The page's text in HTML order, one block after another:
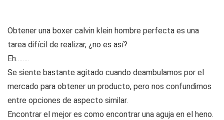
Obtener una boxer calvin klein hombre perfecta es una
tarea difícil de realizar, ¿no es así?
Eh……..
Se siente bastante agitado cuando deambulamos por el
mercado para obtener un producto, pero nos confundimos
entre opciones de aspecto similar.
Encontrar el mejor es como encontrar una aguja en el heno.